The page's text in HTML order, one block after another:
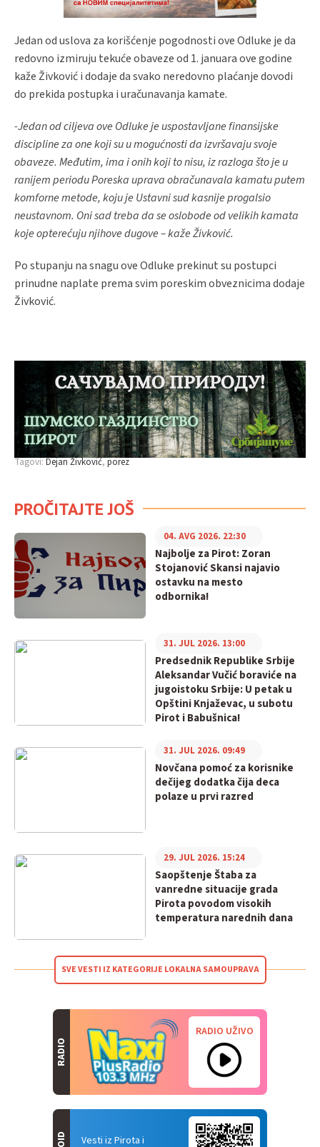
Jedan od uslova za korišćenje pogodnosti ove Odluke je da
redovno izmiruju tekuće obaveze od 1. januara ove godine
kaže Živković i dodaje da svako neredovno plaćanje dovodi
do prekida postupka i uračunavanja kamate.
-Jedan od ciljeva ove Odluke je uspostavljane finansijske
discipline za one koji su u mogućnosti da izvršavaju svoje
obaveze. Međutim, ima i onih koji to nisu, iz razloga što je u
ranijem periodu Poreska uprava obračunavala kamatu putem
komforne metode, koju je Ustavni sud kasnije progalsio
neustavnom. Oni sad treba da se oslobode od velikih kamata
koje opterećuju njihove dugove – kaže Živković.
Po stupanju na snagu ove Odluke prekinut su postupci
prinudne naplate prema svim poreskim obveznicima dodaje
Živković.
Tagovi:Dejan Živković porez
PROČITAJTE JOŠ
Najbolje za Pirot: Zoran
Stojanović Skansi najavio
ostavku na mesto
odbornika!
04. AVG 2026. 22:30
Predsednik Republike Srbije
Aleksandar Vučić boraviće na
jugoistoku Srbije: U petak u
Opštini Knjaževac, u subotu
Pirot i Babušnica!
31. JUL 2026. 13:00
Novčana pomoć za korisnike
dečijeg dodatka čija deca
polaze u prvi razred
31. JUL 2026. 09:49
Saopštenje Štaba za
vanredne situacije grada
Pirota povodom visokih
temperatura narednih dana
29. JUL 2026. 15:24
SVE VESTI IZ KATEGORIJE LOKALNA SAMOUPRAVA
RADIO
RADIO UŽIVO
Vesti iz Pirota i